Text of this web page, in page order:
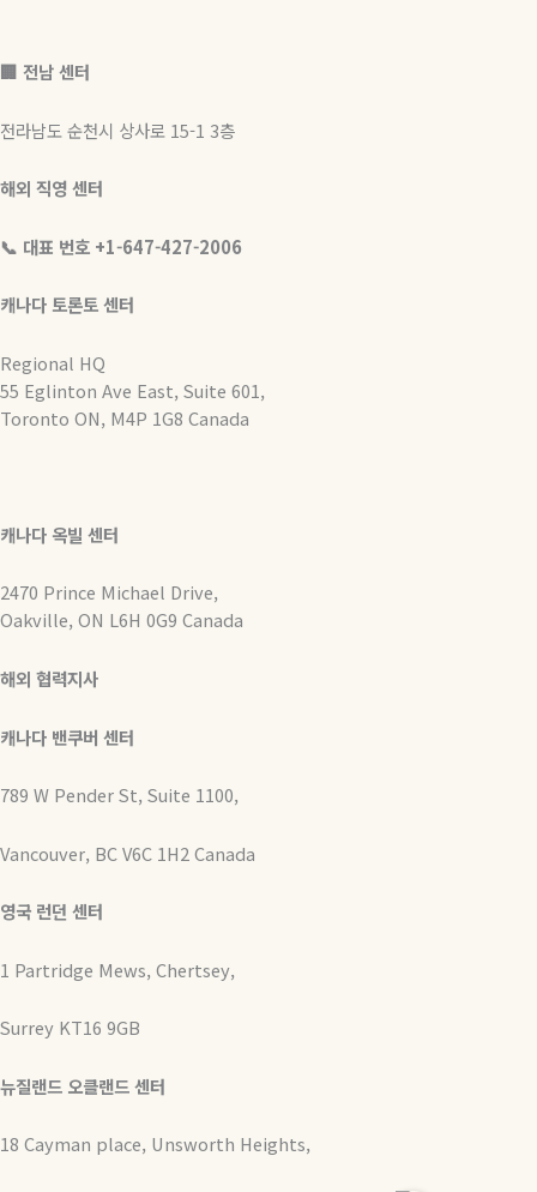
🏢 전남 센터
전라남도 순천시 상사로 15-1 3층
해외 직영 센터
📞 대표 번호 +1-647-427-2006
캐나다 토론토 센터
Regional HQ
55 Eglinton Ave East, Suite 601,
Toronto ON, M4P 1G8 Canada
캐나다 옥빌 센터
2470 Prince Michael Drive,
Oakville, ON L6H 0G9 Canada
해외 협력지사
캐나다 밴쿠버 센터
789 W Pender St, Suite 1100,
Vancouver, BC V6C 1H2 Canada
영국 런던 센터
1 Partridge Mews, Chertsey,
Surrey KT16 9GB
뉴질랜드 오클랜드 센터
18 Cayman place, Unsworth Heights,